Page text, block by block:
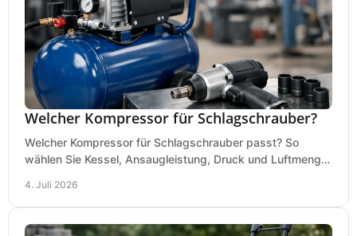
Welcher Kompressor für Schlagschrauber?
Welcher Kompressor für Schlagschrauber passt? So
wählen Sie Kessel, Ansaugleistung, Druck und Luftmenge
4. Juli 2026